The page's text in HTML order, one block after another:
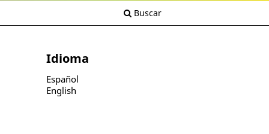
Buscar
Idioma
Español
English